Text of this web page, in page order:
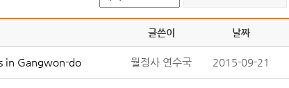
글쓴이 날짜
in Gangwon-do 월정사 연수국 2015-09-21